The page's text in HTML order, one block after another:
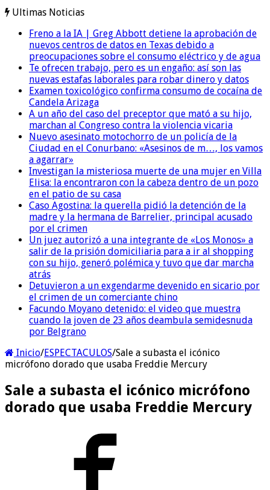
Ultimas Noticias
Freno a la IA | Greg Abbott detiene la aprobación de
nuevos centros de datos en Texas debido a
preocupaciones sobre el consumo eléctrico y de agua
Te ofrecen trabajo, pero es un engaño: así son las
nuevas estafas laborales para robar dinero y datos
Examen toxicológico confirma consumo de cocaína de
Candela Arizaga
A un año del caso del preceptor que mató a su hijo,
marchan al Congreso contra la violencia vicaria
Nuevo asesinato motochorro de un policía de la
Ciudad en el Conurbano: «Asesinos de m…, los vamos
a agarrar»
Investigan la misteriosa muerte de una mujer en Villa
Elisa: la encontraron con la cabeza dentro de un pozo
en el patio de su casa
Caso Agostina: la querella pidió la detención de la
madre y la hermana de Barrelier, principal acusado
por el crimen
Un juez autorizó a una integrante de «Los Monos» a
salir de la prisión domiciliaria para a ir al shopping
con su hijo, generó polémica y tuvo que dar marcha
atrás
Detuvieron a un exgendarme devenido en sicario por
el crimen de un comerciante chino
Facundo Moyano detenido: el video que muestra
cuando la joven de 23 años deambula semidesnuda
por Belgrano
Inicio/ESPECTACULOS/Sale a subasta el icónico
micrófono dorado que usaba Freddie Mercury
Sale a subasta el icónico micrófono
dorado que usaba Freddie Mercury